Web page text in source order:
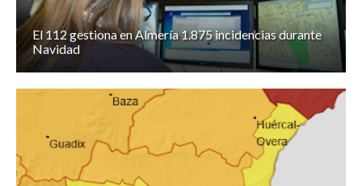
El 112 gestiona en Almería 1.875 incidencias durante
Navidad